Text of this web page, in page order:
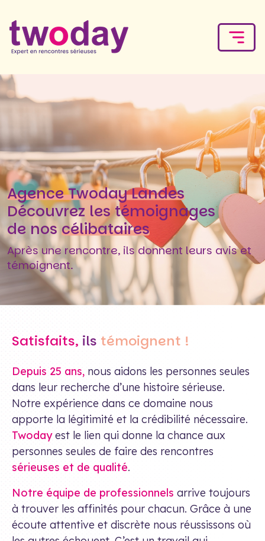
Agence Twoday Landes
Découvrez les témoignages
de noscélibataires
Après une rencontre, ils donnent leurs avis et
témoignent.
Satisfaits, ils témoignent !
Depuis 25 ans, nous aidons les personnes seules
dans leur recherche d’une histoire sérieuse.
Notre expérience dans ce domaine nous
apporte la légitimité et la crédibilité nécessaire.
Twodayest le lien qui donne la chance aux
personnes seules de faire des rencontres
sérieuses et de qualité.
Notre équipe de professionnels arrive toujours
à trouver les affinités pour chacun. Grâce à une
écoute attentive et discrète nous réussissons où